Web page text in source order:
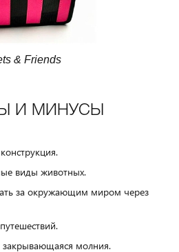
& Friends
И МИНУСЫ
виды животных.
за окружающим миром через
молния.